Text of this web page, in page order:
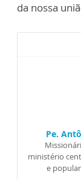
da nossa
Pe.
ministério
e